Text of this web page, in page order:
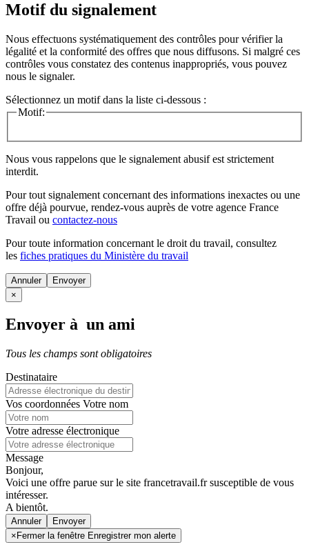
Motif du signalement
Nous effectuons systématiquement des contrôles pour vérifier la
légalité et la conformité des offres que nous diffusons. Si malgré ces
contrôles vous constatez des contenus inappropriés, vous pouvez
nous le signaler.
Sélectionnez un motif dans la liste ci-dessous :
Motif:
Nous vous rappelons que le signalement abusif est strictement
interdit.
Pour tout signalement concernant des informations inexactes ou une
offre déjà pourvue, rendez-vous auprès de votre agence France
Travail ou contactez-nous
Pour toute information concernant le droit du travail, consultez
les fiches pratiques du Ministère du travail
Annuler
×
Envoyer à un ami
Tous les champs sont obligatoires
Destinataire
Vos coordonnées Votre nom
Votre adresse électronique
Message
Bonjour,
Voici une offre parue sur le site francetravail.fr susceptible de vous
intéresser.
A bientôt.
Annuler
× Fermer la fenêtre Enregistrer mon alerte